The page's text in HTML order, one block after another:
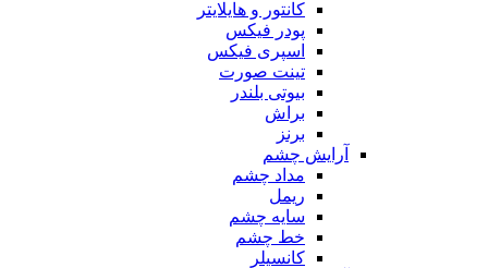
کانتور و هایلایتر
پودر فیکس
اسپری فیکس
تینت صورت
بیوتی بلندر
براش
برنز
آرایش چشم
مداد چشم
ریمل
سایه چشم
خط چشم
کانسیلر